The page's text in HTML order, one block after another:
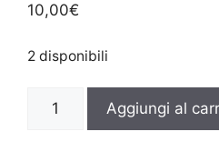
10,00€
2 disponibili
1JC01-
Aggiungi al